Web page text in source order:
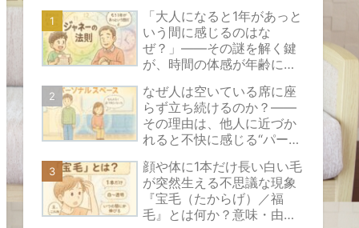
「大人になると1年があっと
いう間に感じるのはな
ぜ？」――その謎を解く鍵
が、時間の体感が年齢によ
ャネーの法則』です。
なぜ人は空いている席に座
らず立ち続けるのか？――
その理由は、他人に近づか
れると不快に感じる“パーソ
い心のバリアにあります。
顔や体に1本だけ長い白い毛
が突然生える不思議な現象
『宝毛（たからげ）／福
毛』とは何か？意味・由